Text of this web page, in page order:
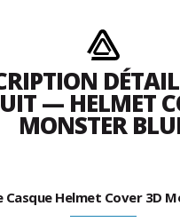
— HELMET
MONSTER
Casque Helmet Cover 3D